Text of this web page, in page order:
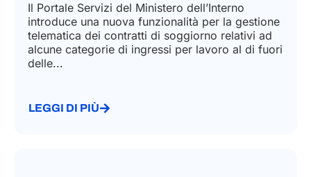
Il Portale Servizi del Ministero dell’Interno
introduce una nuova funzionalità per la gestione
telematica dei contratti di soggiorno relativi ad
alcune categorie di ingressi per lavoro al di fuori
delle...
LEGGI DI PIÙ